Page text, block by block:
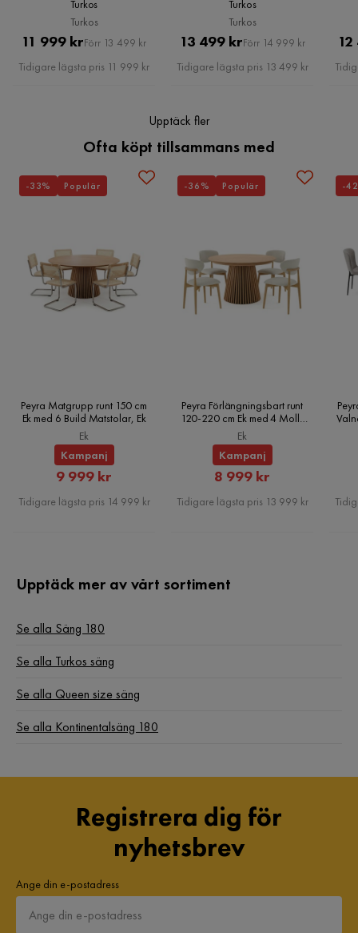
Funktion
Förvaring
Rektangulär
Färgnamn Chicago 18
Stil
Reglerbar
Serie
Namn klädsel
Material bäddmadrass
Generösa mått på 184x218 cm
Klädsel i 100% polyester med sammetstextur
Tidlös turkos färg (Chicago 18)
Turkos
Turkos
Pris
11 999 krOriginal
Pris
Förr 13 499 kr
Tidigare lägsta pris 11 999 kr
Turkos
Turkos
Pris
13 499 krOriginal
Pris
Förr 14 999 kr
Tidigare lägsta pris 13 499 kr
Upptäck fler
Ofta köpt tillsammans med
Peyra Matgrupp runt 150 cm
Ek med 6 Build Matstolar, Ek
Ek
Kampanj
Rabatterat
Pris
9 999 kr
Tidigare lägsta pris 14 999 kr
-33% Populär
Peyra Förlängningsbart runt
120-220 cm Ek med 4 Molly
Matstolar, Ek
Ek
Kampanj
Rabatterat
Pris
8 999 kr
Tidigare lägsta pris 13 999 kr
-36% Populär -
Upptäck mer av vårt sortiment
Se alla Säng 180
Se alla Turkos säng
Se alla Queen size säng
Se alla Kontinentalsäng 180
Registrera dig för
nyhetsbrev
Ange din e-postadress